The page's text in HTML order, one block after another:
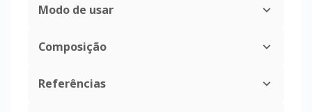
Modo de usar
Composição
Referências